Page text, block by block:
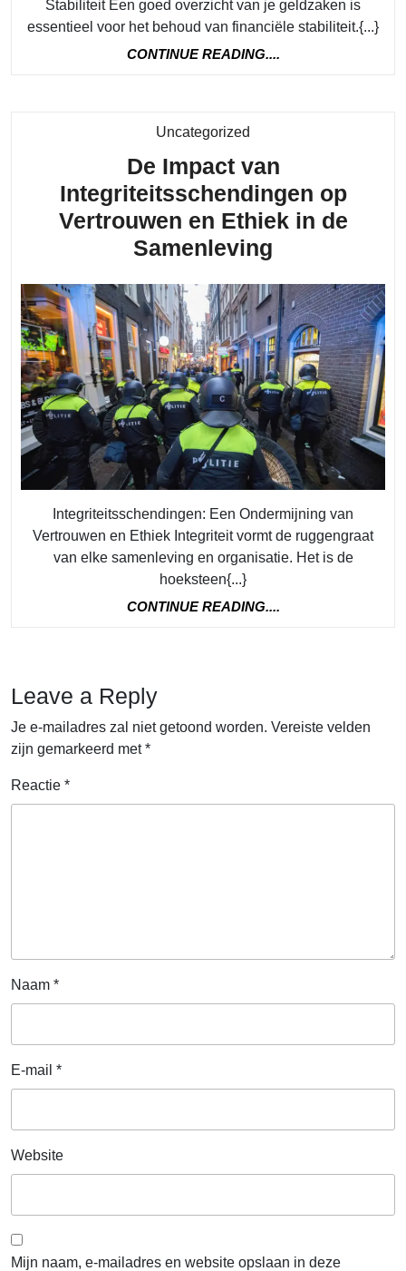
Stabiliteit Een goed overzicht van je geldzaken is
essentieel voor het behoud van financiële stabiliteit.{...}
CONTINUE READING....
Uncategorized
De Impact van
Integriteitsschendingen op
Vertrouwen en Ethiek in de
Samenleving
van
op
Vertrouwen
en
Ethiek
in
de
Integriteitsschendingen: Een Ondermijning van
Vertrouwen en Ethiek Integriteit vormt de ruggengraat
van elke samenleving en organisatie. Het is de
hoeksteen{...}
CONTINUE READING....
Leave a Reply
Je e-mailadres zal niet getoond worden. Vereiste velden
zijn gemarkeerd met*
Reactie *
Naam *
E-mail *
Website
Mijn naam, e-mailadres en website opslaan in deze